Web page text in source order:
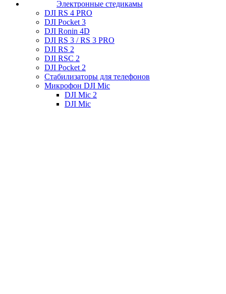
Электронные стедикамы
DJI RS 4 PRO
DJI Pocket 3
DJI Ronin 4D
DJI RS 3 / RS 3 PRO
DJI RS 2
DJI RSC 2
DJI Pocket 2
Стабилизаторы для телефонов
Микрофон DJI Mic
DJI Mic 2
DJI Mic